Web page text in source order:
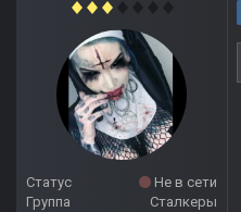
Статус
Не в сети
Группа
Сталкеры